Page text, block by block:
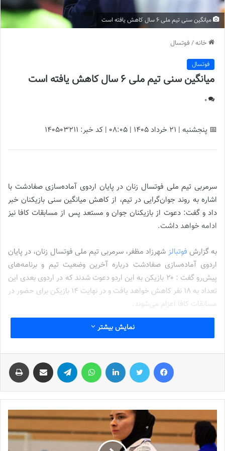
میانگین سنی تیم ملی ۶ سال کاهش یافته است
خانه/ فوتسال
فوتسال
میانگین سنی تیم ملی ۶ سال کاهش یافته است
0
📅 پنجشنبه | 21 خرداد ۱۴۰۵ | 08:05 | کد خبر: 140503211
سرمربی تیم ملی فوتسال زنان در پایان اردوی آماده‌سازی صفادشت با
اشاره به روند جوان‌گرایی در تیم، از کاهش میانگین سنی بازیکنان خبر
داد و گفت: دعوت از بازیکنان جوان و مستعد پس از مسابقات کافا نیز
ادامه خواهد داشت.
به گزارش فوتبالز شهرزاد مظفر، سرمربی تیم ملی فوتسال زنان، در پایان
اردوی آماده‌سازی صفادشت درباره آخرین وضعیت تیم و برنامه‌های
پیش‌رو گفت : ۲۰ بازیکن به این اردو دعوت شدند که در اردوی بعدی این
تعداد به ۱۸ نفر کاهش خواهد یافت و در نهایت ۱۴ بازیکن برای حضور در
مسابقات کافا اعزام می‌شوند.
وی با اشاره به تغییرات گسترده در ترکیب تیم افزود: نزدیک به نیمی از
شده‌اند. به همین دلیل، هماهنگی این بازیکنان با برنامه‌های تاکتیکی
تیم از مهم‌ترین اهداف کادر فنی در اردوهای اخیر بوده است.
نوشته های مشابه
جنجال جدید در سوپرلیگ فوتسال
2022-12-11
نمایش بیشتر